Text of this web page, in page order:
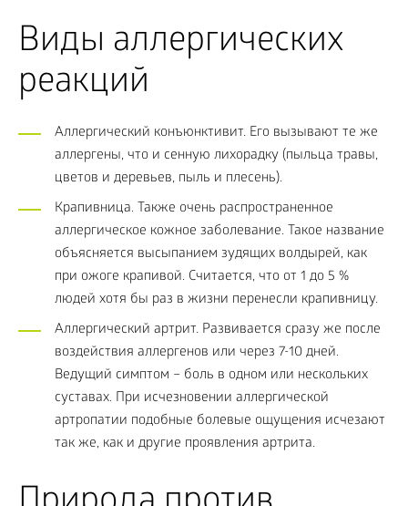
Виды аллергических
реакций
Аллергический конъюнктивит. Его вызывают те же
аллергены, что и сенную лихорадку (пыльца травы,
цветов и деревьев, пыль и плесень).
Крапивница. Также очень распространенное
аллергическое кожное заболевание. Такое название
объясняется высыпанием зудящих волдырей, как
при ожоге крапивой. Считается, что от 1 до 5 %
людей хотя бы раз в жизни перенесли крапивницу.
Аллергический артрит. Развивается сразу же после
воздействия аллергенов или через 7-10 дней.
Ведущий симптом – боль в одном или нескольких
суставах. При исчезновении аллергической
артропатии подобные болевые ощущения исчезают
так же, как и другие проявления артрита.